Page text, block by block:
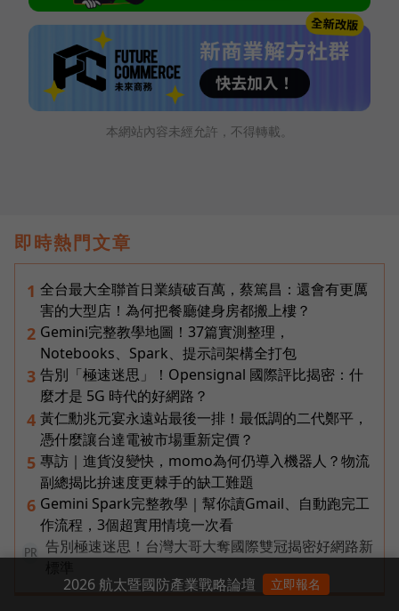
本網站內容未經允許，不得轉載。
即時熱門文章
1 全台最大全聯首日業績破百萬，蔡篤昌：還會有更厲
害的大型店！為何把餐廳健身房都搬上樓？
2 Gemini完整教學地圖！37篇實測整理，
Notebooks、Spark、提示詞架構全打包
3 告別「極速迷思」！Opensignal 國際評比揭密：什
麼才是 5G 時代的好網路？
4 黃仁勳兆元宴永遠站最後一排！最低調的二代鄭平，
憑什麼讓台達電被市場重新定價？
5 專訪｜進貨沒變快，momo為何仍導入機器人？物流
副總揭比拚速度更棘手的缺工難題
6 Gemini Spark完整教學｜幫你讀Gmail、自動跑完工
作流程，3個超實用情境一次看
PR
告別極速迷思！台灣大哥大奪國際雙冠揭密好網路新
2026 航太暨國防產業戰略論壇
立即報名